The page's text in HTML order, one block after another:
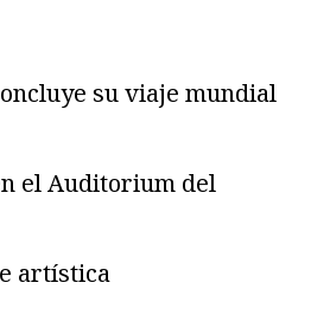
su viaje mundial
el Auditorium del
artística